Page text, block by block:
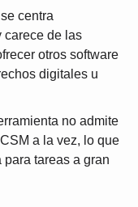
centra
carece de las
otros software
digitales u
no admite
a la vez, lo que
tareas a gran